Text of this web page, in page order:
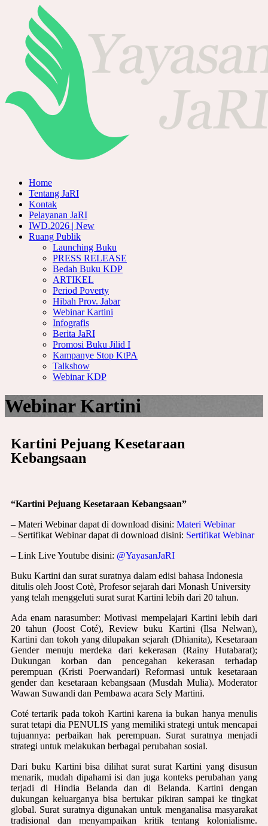
Home
Tentang JaRI
Kontak
Pelayanan JaRI
IWD.2026 | New
Ruang Publik
Launching Buku
PRESS RELEASE
Bedah Buku KDP
ARTIKEL
Period Poverty
Hibah Prov. Jabar
Webinar Kartini
Infografis
Berita JaRI
Promosi Buku Jilid I
Kampanye Stop KtPA
Talkshow
Webinar KDP
Webinar Kartini
Kartini Pejuang Kesetaraan
Kebangsaan
“Kartini Pejuang Kesetaraan Kebangsaan”
– Materi Webinar dapat di download disini: Materi Webinar
– Sertifikat Webinar dapat di download disini: Sertifikat Webinar
– Link Live Youtube disini: @YayasanJaRI
Buku Kartini dan surat suratnya dalam edisi bahasa Indonesia
ditulis oleh Joost Cotè, Profesor sejarah dari Monash University
yang telah menggeluti surat surat Kartini lebih dari 20 tahun.
Ada enam narasumber: Motivasi mempelajari Kartini lebih dari
20 tahun (Joost Coté), Review buku Kartini (Ilsa Nelwan),
Kartini dan tokoh yang dilupakan sejarah (Dhianita), Kesetaraan
Gender menuju merdeka dari kekerasan (Rainy Hutabarat);
Dukungan korban dan pencegahan kekerasan terhadap
perempuan (Kristi Poerwandari) Reformasi untuk kesetaraan
gender dan kesetaraan kebangsaan (Musdah Mulia). Moderator
Wawan Suwandi dan Pembawa acara Sely Martini.
Coté tertarik pada tokoh Kartini karena ia bukan hanya menulis
surat tetapi dia PENULIS yang memiliki strategi untuk mencapai
tujuannya: perbaikan hak perempuan. Surat suratnya menjadi
strategi untuk melakukan berbagai perubahan sosial.
Dari buku Kartini bisa dilihat surat surat Kartini yang disusun
menarik, mudah dipahami isi dan juga konteks perubahan yang
terjadi di Hindia Belanda dan di Belanda. Kartini dengan
dukungan keluarganya bisa bertukar pikiran sampai ke tingkat
global. Surat suratnya digunakan untuk menganalisa masyarakat
tradisional dan menyampaikan kritik tentang kolonialisme.